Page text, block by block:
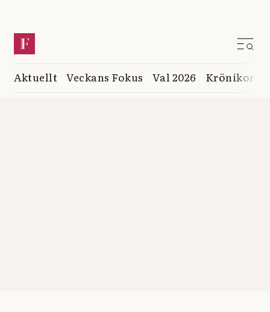
Aktuellt Veckans Fokus Val 2026 Krönikor